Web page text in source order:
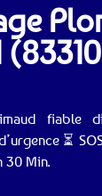
fiable
⏳
30 Min.